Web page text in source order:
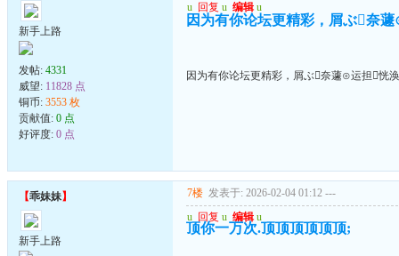
新手上路
发帖: 4331
威望: 11828 点
铜币: 3553 枚
贡献值: 0 点
好评度: 0 点
u 回复 u 编辑 u
因为有你论坛更精彩，屑ぶ奈
因为有你论坛更精彩，屑ぶ奈蘧⊙运担恍涣
【乖妹妹】
新手上路
7楼 发表于: 2026-02-04 01:12 ---
u 回复 u 编辑 u
顶你一万次.顶顶顶顶顶顶;